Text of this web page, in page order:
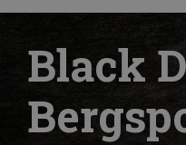
Black